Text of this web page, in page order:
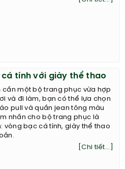
tính với giày thể thao
cần một bộ trang phục vừa hợp
và đi làm, bạn có thể lựa chọn
pull và quần jean tông màu
nhấn cho bộ trang phục là
vòng bạc cá tính, giày thể thao
[Chi tiết...]